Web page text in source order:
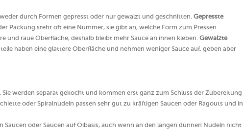
durch Formen gepresst oder nur gewalzt und geschnitten. Gepresste
Packung steht oft eine Nummer, sie gibt an, welche Form zum Pressen
und raue Oberfläche, deshalb bleibt mehr Sauce an ihnen kleben. Gewalzte
haben eine glattere Oberfläche und nehmen weniger Sauce auf, geben aber
werden separat gekocht und kommen erst ganz zum Schluss der Zubereitung
oder Spiralnudeln passen sehr gut zu kräftigen Saucen oder Ragouts und in
Saucen oder Saucen auf Ölbasis, auch wenn an den langen dünnen Nudeln nicht